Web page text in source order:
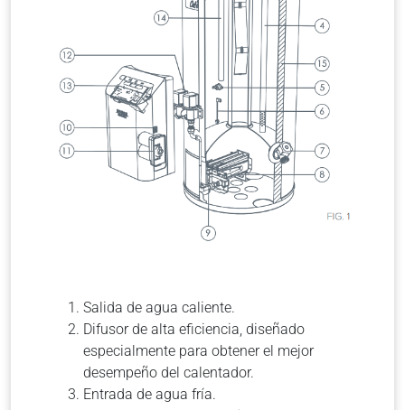
Salida de agua caliente.
Difusor de alta eficiencia, diseñado
especialmente para obtener el mejor
desempeño del calentador.
Entrada de agua fría.